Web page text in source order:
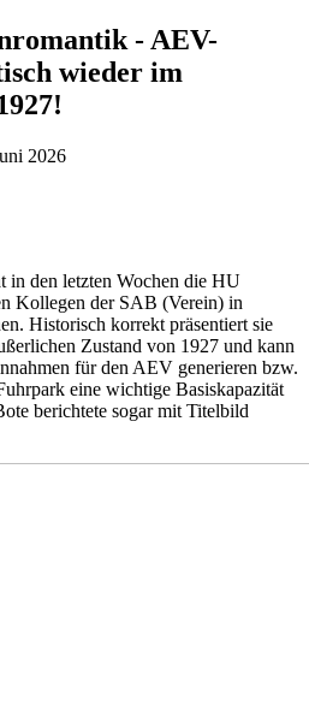
- AEV-
wieder im
2026
in den letzten Wochen die HU
Kollegen der SAB (Verein) in
Historisch korrekt präsentiert sie
Zustand von 1927 und kann
für den AEV generieren bzw.
eine wichtige Basiskapazität
berichtete sogar mit Titelbild